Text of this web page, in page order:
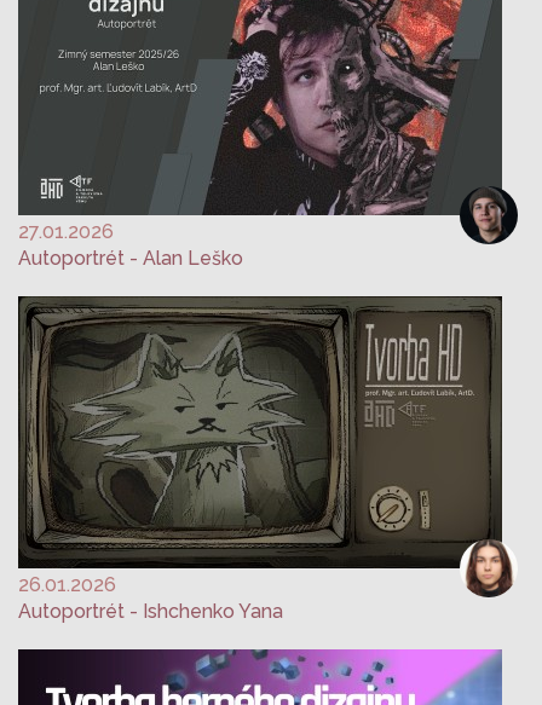
27.01.2026
Autoportrét - Alan Leško
26.01.2026
Autoportrét - Ishchenko Yana